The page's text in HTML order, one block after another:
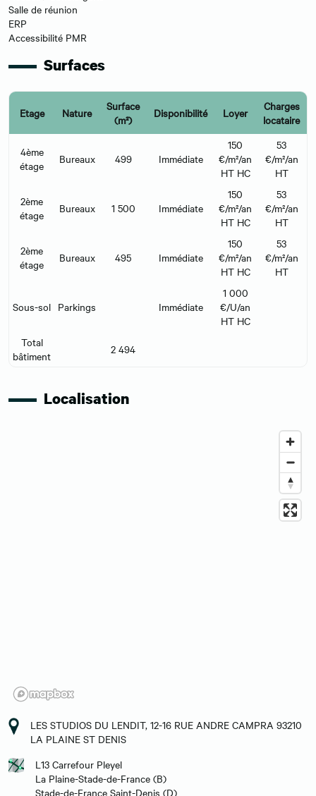
Salle de réunion
ERP
Accessibilité PMR
Surfaces
Etage Nature
Surface
(m²)
Disponibilité Loyer
Charges
locataire
4ème
étage
Bureaux 499 Immédiate
150
€/m²/an
HT HC
53
€/m²/an
HT
2ème
étage
Bureaux 1 500 Immédiate
150
€/m²/an
HT HC
53
€/m²/an
HT
2ème
étage
Bureaux 495 Immédiate
150
€/m²/an
HT HC
53
€/m²/an
HT
Sous-sol Parkings Immédiate
1 000
€/U/an
HT HC
Total
bâtiment
2 494
Localisation
LES STUDIOS DU LENDIT, 12-16 RUE ANDRE CAMPRA 93210
LA PLAINE ST DENIS
L13 Carrefour Pleyel
La Plaine-Stade-de-France (B)
Stade-de-France Saint-Denis (D)